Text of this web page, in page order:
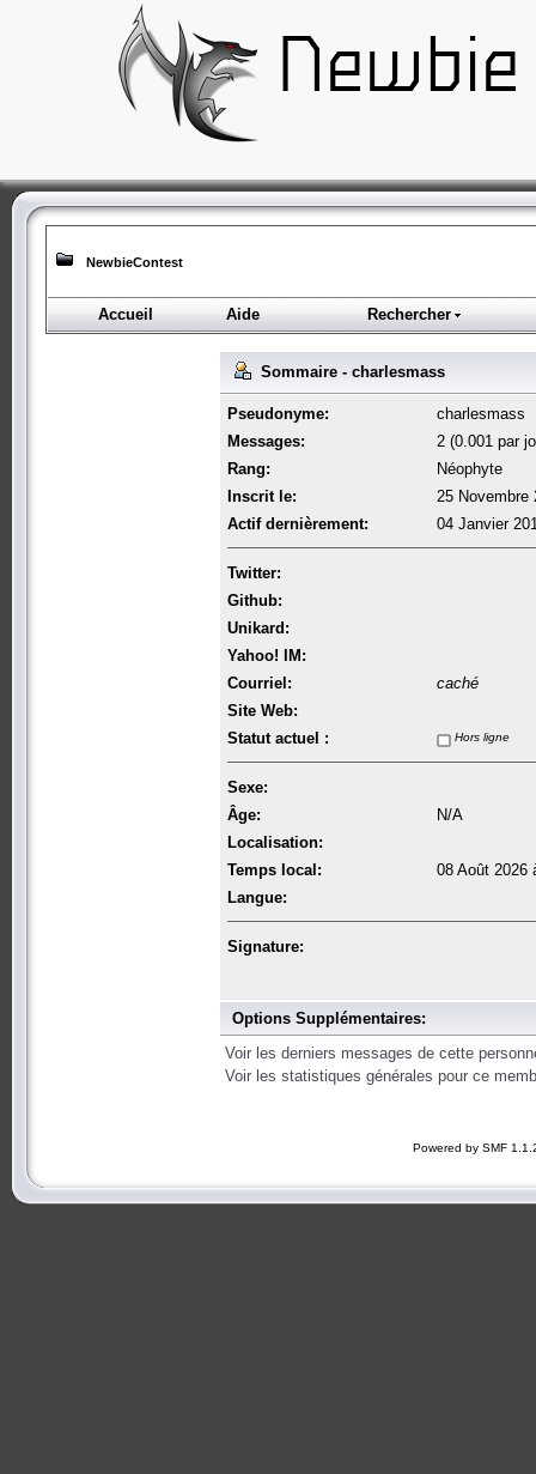
NewbieContest
Accueil Aide Rechercher
Sommaire - charlesmass
Pseudonyme:
charlesmass
Messages:
2 (0.001 par
Rang:
Néophyte
Inscrit le:
25 Novembre
Actif dernièrement:
04 Janvier
Twitter:
Github:
Unikard:
Yahoo! IM:
Courriel:
caché
Site Web:
Statut actuel :
Hors ligne
Sexe:
Âge:
N/A
Localisation:
Temps local:
08 Août 2026
Langue:
Signature:
Options Supplémentaires:
Voir les derniers messages de cette
Voir les statistiques générales pour ce
Powered by SMF